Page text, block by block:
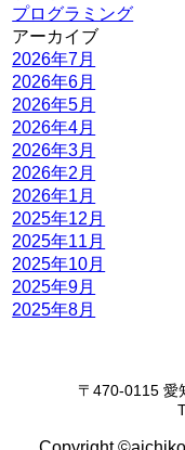
プログラミング
アーカイブ
2026年7月
2026年6月
2026年5月
2026年4月
2026年3月
2026年2月
2026年1月
2025年12月
2025年11月
2025年10月
2025年9月
2025年8月
〒470-0115 愛